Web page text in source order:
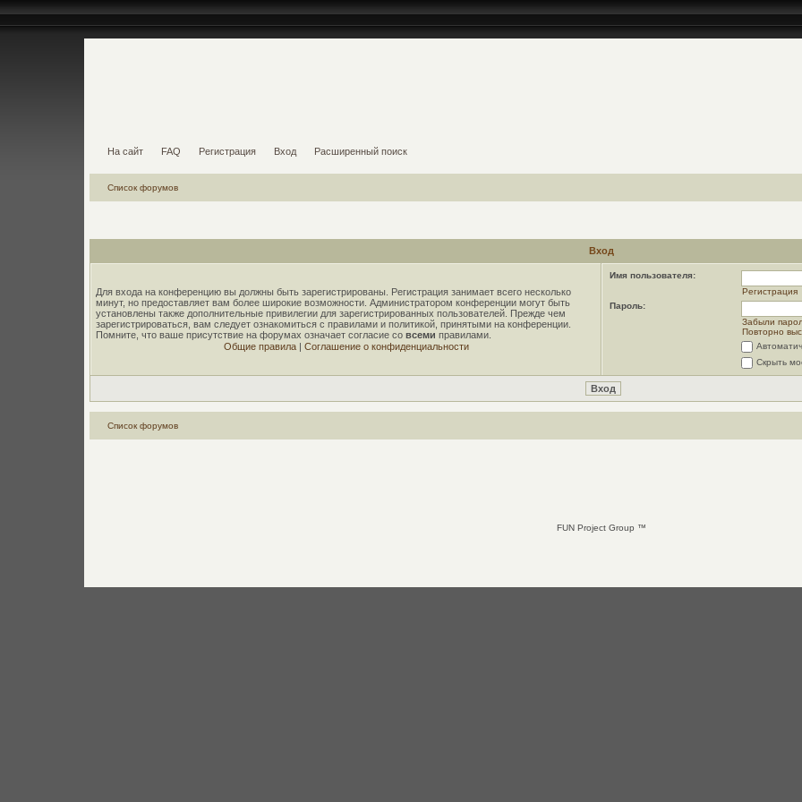
На сайт FAQ Регистрация Вход Расширенный поиск
Список форумов
Вход
Для входа на конференцию вы должны быть зарегистрированы. Регистрация занимает всего несколько
минут, но предоставляет вам более широкие возможности. Администратором конференции могут быть
установлены также дополнительные привилегии для зарегистрированных пользователей. Прежде чем
зарегистрироваться, вам следует ознакомиться с правилами и политикой, принятыми на конференции.
Помните, что ваше присутствие на форумах означает согласие совсеми правилами.
Общие правила| Соглашение о конфиденциальности
Имя пользователя:
Регистрация
Пароль:
Забыли
Повторно
Скрыть
Список форумов
FUN Project Group ™